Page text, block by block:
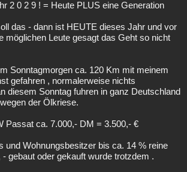
2 0 2 9 ! = Heute PLUS eine Generation
das - dann ist HEUTE dieses Jahr und vor
möglichen Leute gesagt das Geht so nicht
Sonntagmorgen ca. 120 Km mit meinem
gefahren , normalerweise nichts
diesem Sonntag fuhren in ganz Deutschland
der Ölkriese.
Passat ca. 7.000,- DM = 3.500,- €
und Wohnungsbesitzer bis ca. 14 % reine
gebaut oder gekauft wurde trotzdem .